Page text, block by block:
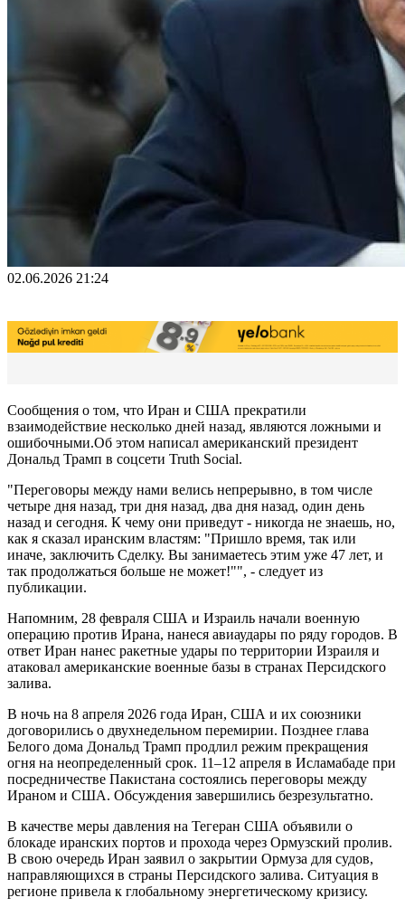
02.06.2026 21:24
Сообщения о том, что Иран и США прекратили
взаимодействие несколько дней назад, являются ложными и
ошибочными.Oб этом написал американский президент
Дональд Трамп в соцсети Truth Social.
"Переговоры между нами велись непрерывно, в том числе
четыре дня назад, три дня назад, два дня назад, один день
назад и сегодня. К чему они приведут - никогда не знаешь, но,
как я сказал иранским властям: "Пришло время, так или
иначе, заключить Сделку. Вы занимаетесь этим уже 47 лет, и
так продолжаться больше не может!"", - следует из
публикации.
Напомним, 28 февраля США и Израиль начали военную
операцию против Ирана, нанеся авиаудары по ряду городов. В
ответ Иран нанес ракетные удары по территории Израиля и
атаковал американские военные базы в странах Персидского
залива.
В ночь на 8 апреля 2026 года Иран, США и их союзники
договорились о двухнедельном перемирии. Позднее глава
Белого дома Дональд Трамп продлил режим прекращения
огня на неопределенный срок. 11–12 апреля в Исламабаде при
посредничестве Пакистана состоялись переговоры между
Ираном и США. Обсуждения завершились безрезультатно.
В качестве меры давления на Тегеран США объявили о
блокаде иранских портов и прохода через Ормузский пролив.
В свою очередь Иран заявил о закрытии Ормуза для судов,
направляющихся в страны Персидского залива. Ситуация в
регионе привела к глобальному энергетическому кризису.